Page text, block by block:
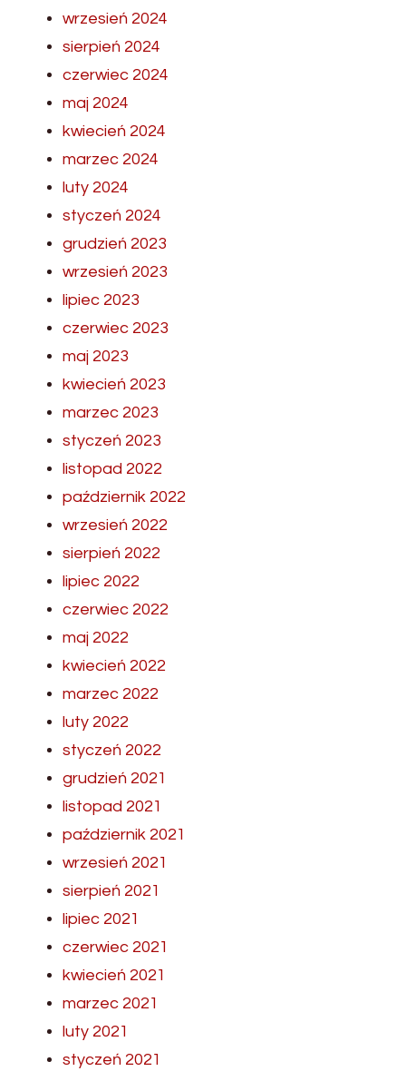
wrzesień 2024
sierpień 2024
czerwiec 2024
maj 2024
kwiecień 2024
marzec 2024
luty 2024
styczeń 2024
grudzień 2023
wrzesień 2023
lipiec 2023
czerwiec 2023
maj 2023
kwiecień 2023
marzec 2023
styczeń 2023
listopad 2022
październik 2022
wrzesień 2022
sierpień 2022
lipiec 2022
czerwiec 2022
maj 2022
kwiecień 2022
marzec 2022
luty 2022
styczeń 2022
grudzień 2021
listopad 2021
październik 2021
wrzesień 2021
sierpień 2021
lipiec 2021
czerwiec 2021
kwiecień 2021
marzec 2021
luty 2021
styczeń 2021